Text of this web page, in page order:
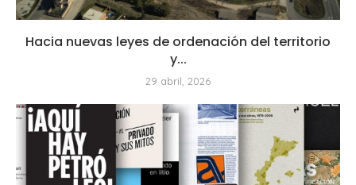
Hacia nuevas leyes de ordenación del territorio
y...
29 abril, 2026